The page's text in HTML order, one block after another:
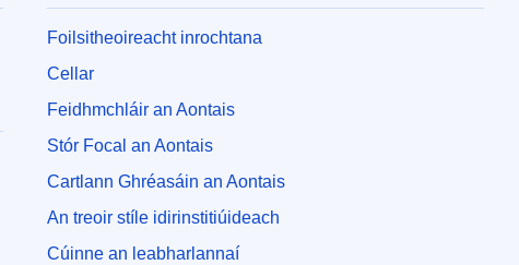
Foilsitheoireacht inrochtana
Cellar
Feidhmchláir an Aontais
Stór Focal an Aontais
Cartlann Ghréasáin an Aontais
An treoir stíle idirinstitiúideach
Cúinne an leabharlannaí